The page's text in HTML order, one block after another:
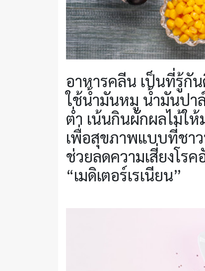
อาหารคลีน เป็นที่รู้กั
ใช้น้ำมันหมู น้ำมันปา
ต่ำ เน้นกินผักผลไม้ใ
เพื่อสุขภาพแบบที่ชา
ช่วยลดความเสี่ยงโร
“เมดิเตอร์เรเนียน”